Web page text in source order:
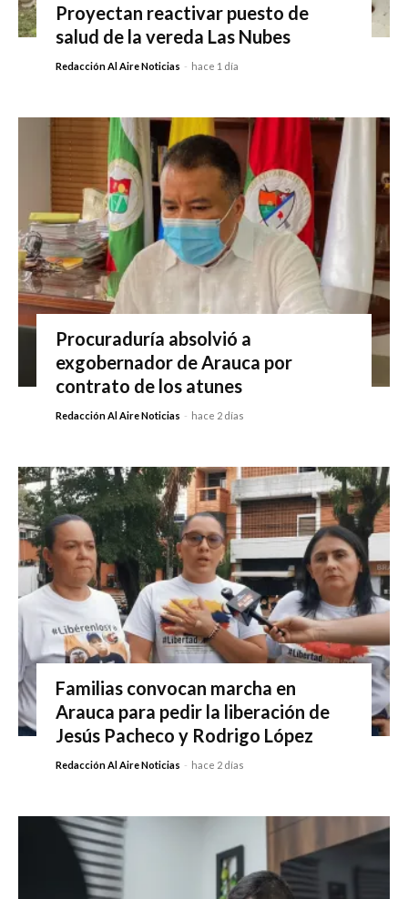
Proyectan reactivar puesto de
salud de la vereda Las Nubes
Redacción Al Aire Noticias - hace 1 día
Procuraduría absolvió a
exgobernador de Arauca por
contrato de los atunes
Redacción Al Aire Noticias - hace 2 días
Familias convocan marcha en
Arauca para pedir la liberación de
Jesús Pacheco y Rodrigo López
Redacción Al Aire Noticias - hace 2 días